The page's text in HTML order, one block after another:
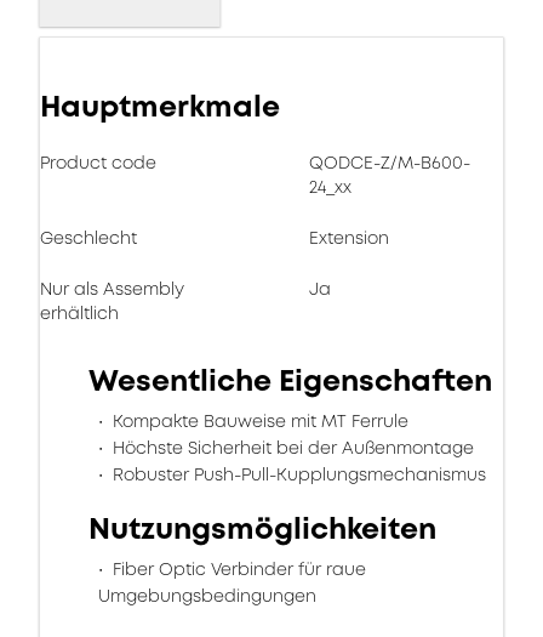
Hauptmerkmale
Product code
QODCE-Z/M-B600-
24_xx
Geschlecht Extension
Nur als Assembly
erhältlich
Ja
Wesentliche Eigenschaften
Kompakte Bauweise mit MT Ferrule
Höchste Sicherheit bei der Außenmontage
Robuster Push-Pull-Kupplungsmechanismus
Nutzungsmöglichkeiten
Fiber Optic Verbinder für raue
Umgebungsbedingungen